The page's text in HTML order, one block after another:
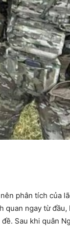
phân tích của
quan ngay từ đầu,
Sau khi quân